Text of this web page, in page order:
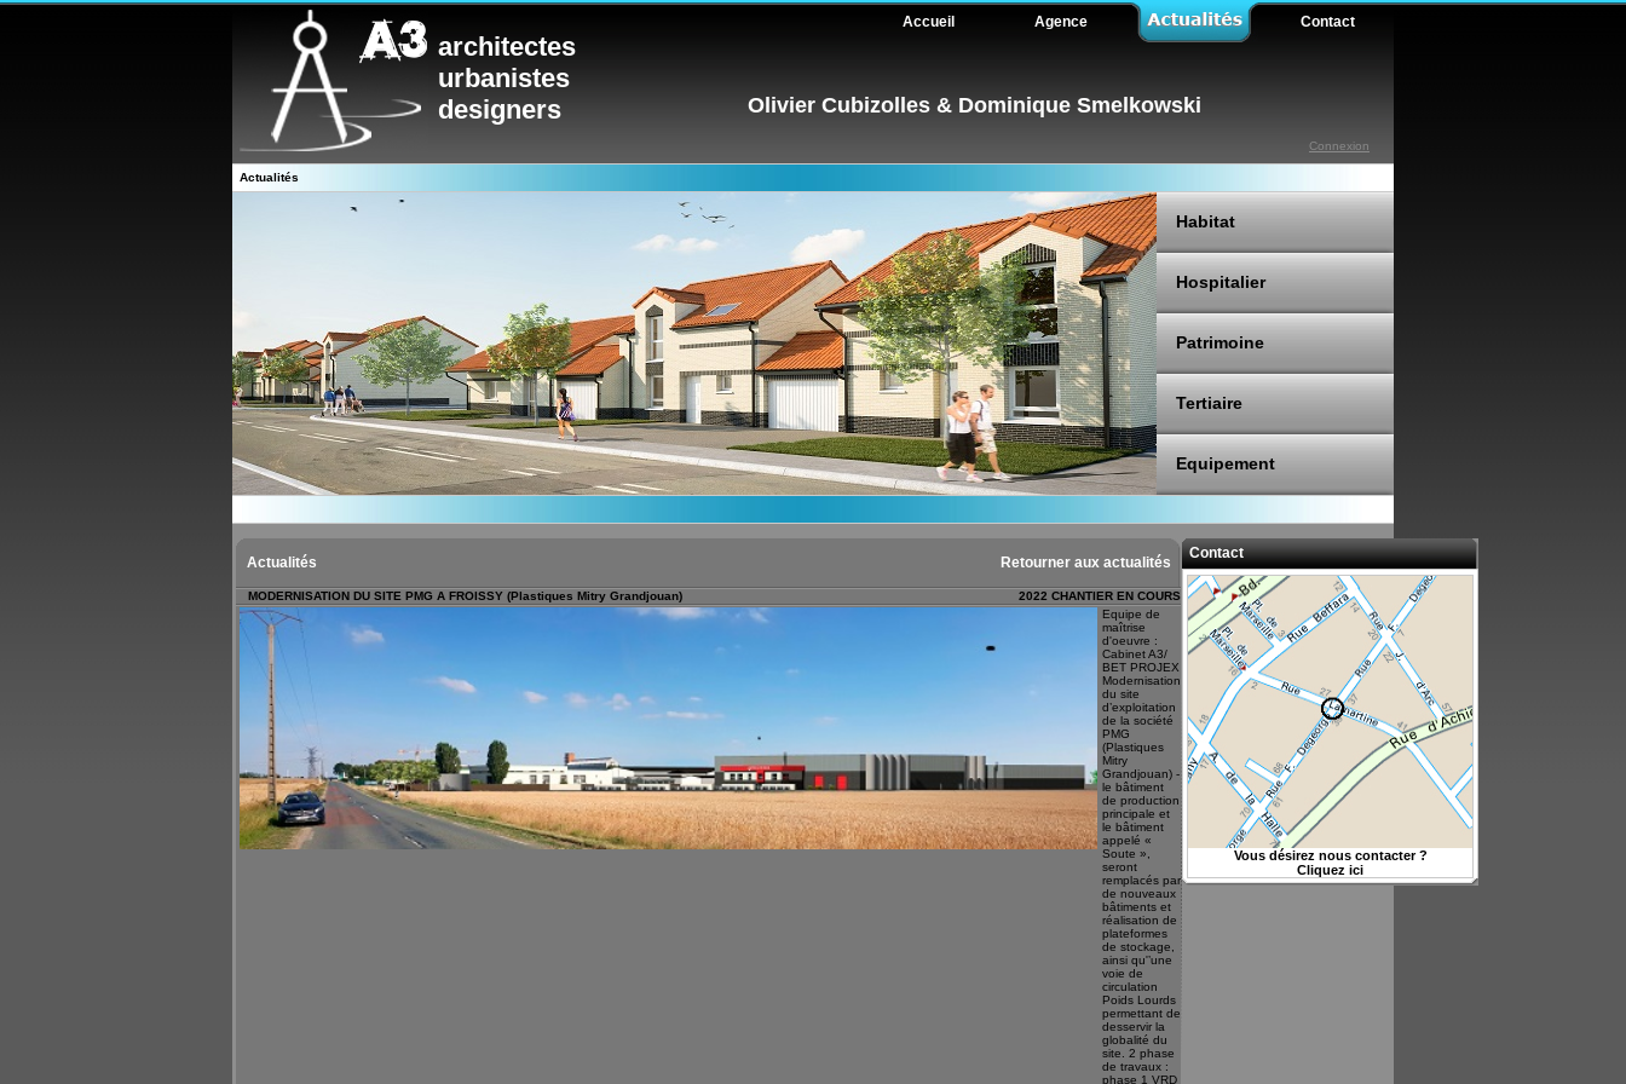
architectes
urbanistes
designers
Connexion
Olivier Cubizolles & Dominique Smelkowski
Actualités
Actualités Retourner aux actualités
MODERNISATION DU SITE PMG A FROISSY (Plastiques Mitry Grandjouan)
2022 CHANTIER EN COURS
Equipe de
maîtrise
d'oeuvre :
Cabinet A3/
BET PROJEX
Modernisation
du site
d’exploitation
de la société
PMG
(Plastiques
Mitry
Grandjouan) -
le bâtiment
de production
principale et
le bâtiment
appelé «
Soute »,
seront
remplacés par
de nouveaux
bâtiments et
réalisation de
plateformes
de stockage,
ainsi qu'’une
voie de
circulation
Poids Lourds
permettant de
desservir la
globalité du
site. 2 phase
de travaux :
phase 1 VRD
Contact
Vous désirez nous contacter ?
Cliquez ici
Habitat
Hospitalier
Patrimoine
Tertiaire
Equipement
Accueil Agence Contact